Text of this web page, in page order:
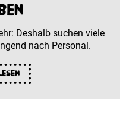
Deshalb suchen viele
nach Personal.